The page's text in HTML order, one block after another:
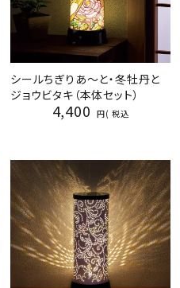
シールちぎりあ～と・冬牡丹と
ジョウビタキ（本体セット）
4,400 税込